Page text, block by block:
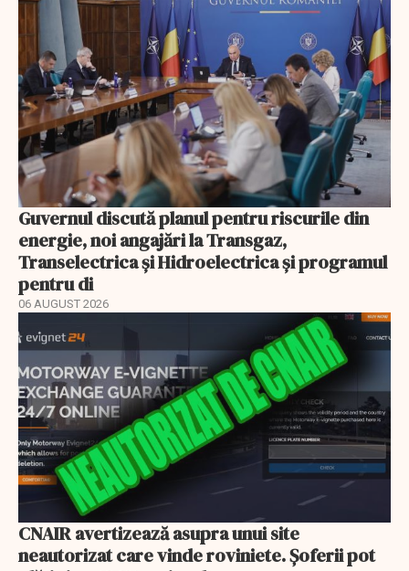
Guvernul discută planul pentru riscurile din
energie, noi angajări la Transgaz,
Transelectrica și Hidroelectrica și programul
pentru di
06 AUGUST 2026
CNAIR avertizează asupra unui site
neautorizat care vinde roviniete. Șoferii pot